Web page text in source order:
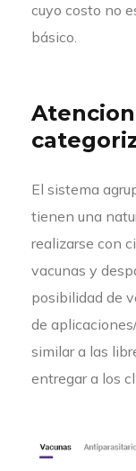
cuyo costo no
básico.
El sistema
tienen una
realizarse con
vacunas y
posibilidad de
de
similar a las
entregar a los